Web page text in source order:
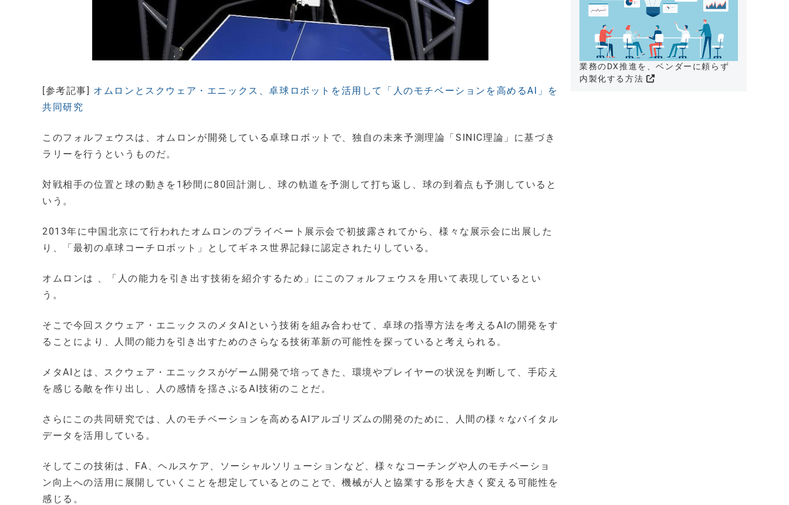
[参考記事] オムロンとスクウェア・エニックス、卓球ロボットを活用して「人のモチベーションを高めるAI」を
共同研究
このフォルフェウスは、オムロンが開発している卓球ロボットで、独自の未来予測理論「SINIC理論」に基づき
ラリーを行うというものだ。
対戦相手の位置と球の動きを1秒間に80回計測し、球の軌道を予測して打ち返し、球の到着点も予測していると
いう。
2013年に中国北京にて行われたオムロンのプライベート展示会で初披露されてから、様々な展示会に出展した
り、「最初の卓球コーチロボット」としてギネス世界記録に認定されたりしている。
オムロンは 、「人の能力を引き出す技術を紹介するため」にこのフォルフェウスを用いて表現しているとい
う。
そこで今回スクウェア・エニックスのメタAIという技術を組み合わせて、卓球の指導方法を考えるAIの開発をす
ることにより、人間の能力を引き出すためのさらなる技術革新の可能性を探っていると考えられる。
メタAIとは、スクウェア・エニックスがゲーム開発で培ってきた、環境やプレイヤーの状況を判断して、手応え
を感じる敵を作り出し、人の感情を揺さぶるAI技術のことだ。
さらにこの共同研究では、人のモチベーションを高めるAIアルゴリズムの開発のために、人間の様々なバイタル
データを活用している。
そしてこの技術は、FA、ヘルスケア、ソーシャルソリューションなど、様々なコーチングや人のモチベーショ
ン向上への活用に展開していくことを想定しているとのことで、機械が人と協業する形を大きく変える可能性を
感じる。
業務のDX推進を、ベンダーに頼らず
内製化する方法